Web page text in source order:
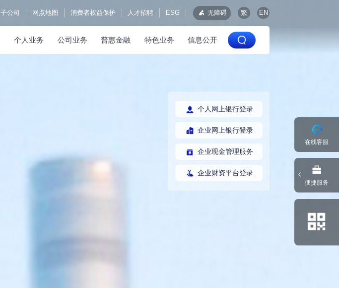
子公司 网点地图 消费者权益保护 人才招聘 ESG 无障碍 繁 EN
个人网上银行登录
企业网上银行登录
企业现金管理服务
企业财资平台登录
个人业务 公司业务 普惠金融 特色业务 信息公开
在线客服
便捷服务